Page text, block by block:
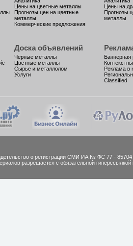
Цены на цветные металлы
Прогнозы цен на цветные
металлы
Коммерческие предложения
Цены на
Прогнозы
металлы
Доска объявлений
Черные металлы
Цветные металлы
Сырье и металлолом
Услуги
Баннерная
Реклама в
Classified
о регистрации СМИ ИА № ФС 77 - 85704
разрешается с обязательной гиперссылкой